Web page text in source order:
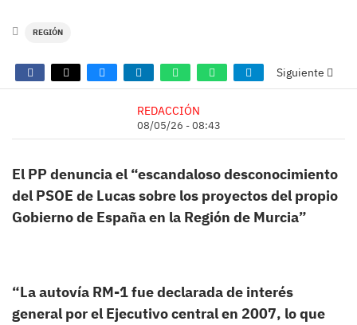
REGIÓN
Siguiente
REDACCIÓN
08/05/26 - 08:43
El PP denuncia el “escandaloso desconocimiento
del PSOE de Lucas sobre los proyectos del propio
Gobierno de España en la Región de Murcia”
“La autovía RM-1 fue declarada de interés
general por el Ejecutivo central en 2007, lo que